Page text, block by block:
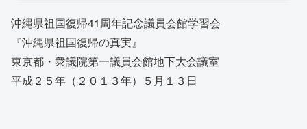
沖縄県祖国復帰41周年記念議員会館学習会
『沖縄県祖国復帰の真実』
東京都・衆議院第一議員会館地下大会議室
平成２５年（２０１３年）５月１３日